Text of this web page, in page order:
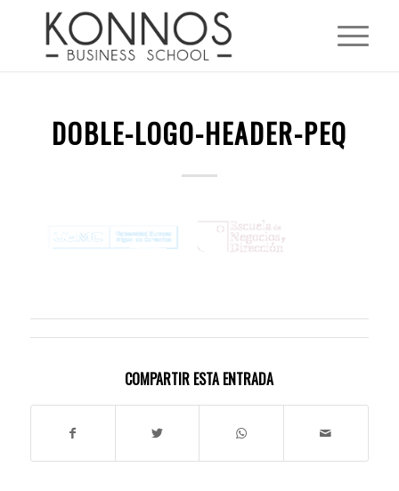
DOBLE-LOGO-HEADER-PEQ
COMPARTIR ESTA ENTRADA